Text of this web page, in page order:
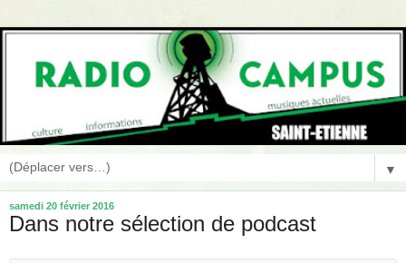
▼
samedi 20 février 2016
Dans notre sélection de podcast